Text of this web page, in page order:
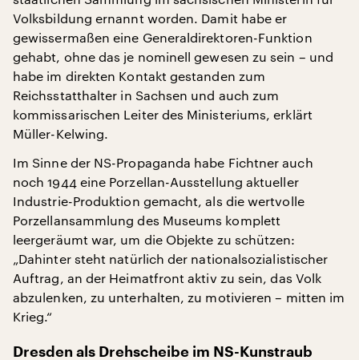
Volksbildung ernannt worden. Damit habe er
gewissermaßen eine Generaldirektoren-Funktion
gehabt, ohne das je nominell gewesen zu sein – und
habe im direkten Kontakt gestanden zum
Reichsstatthalter in Sachsen und auch zum
kommissarischen Leiter des Ministeriums, erklärt
Müller-Kelwing.
Im Sinne der NS-Propaganda habe Fichtner auch
noch 1944 eine Porzellan-Ausstellung aktueller
Industrie-Produktion gemacht, als die wertvolle
Porzellansammlung des Museums komplett
leergeräumt war, um die Objekte zu schützen:
„Dahinter steht natürlich der nationalsozialistischer
Auftrag, an der Heimatfront aktiv zu sein, das Volk
abzulenken, zu unterhalten, zu motivieren – mitten im
Krieg.“
Dresden als Drehscheibe im NS-Kunstraub